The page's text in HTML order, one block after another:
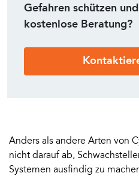
Gefahren schützen
kostenlose Beratung?
Anders als andere Arten von
nicht darauf ab,
Systemen ausfindig zu